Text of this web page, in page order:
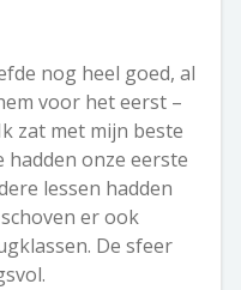
nog heel goed, al
voor het eerst –
zat met mijn beste
hadden onze eerste
lessen hadden
er ook
De sfeer